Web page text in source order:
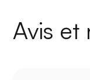
Avis et